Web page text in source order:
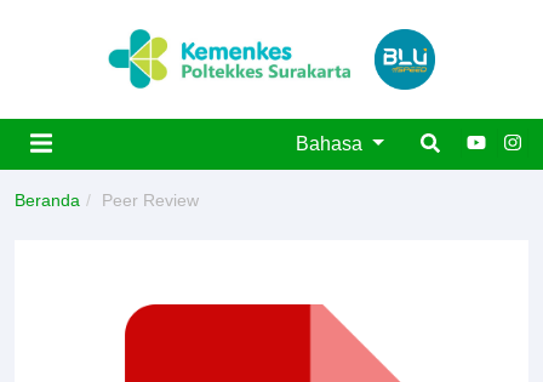
Bahasa
Beranda Peer Review